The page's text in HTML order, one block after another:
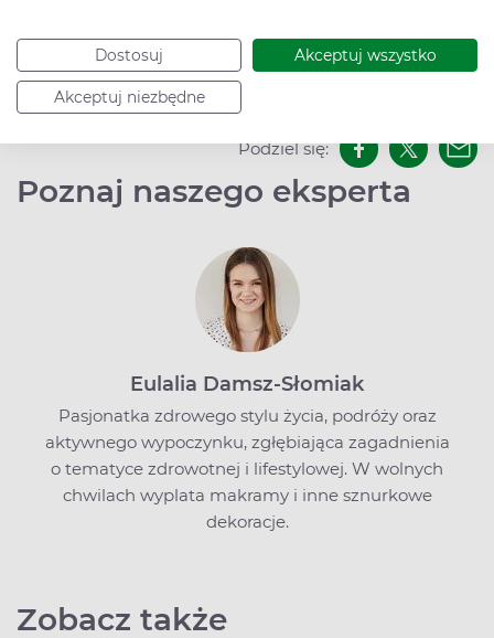
Dostosuj Akceptuj wszystko
Akceptuj niezbędne
Data dodania: 31.07.2017
Podziel się:
Poznaj naszego eksperta
Eulalia Damsz-Słomiak
Pasjonatka zdrowego stylu życia, podróży oraz
aktywnego wypoczynku, zgłębiająca zagadnienia
o tematyce zdrowotnej i lifestylowej. W wolnych
chwilach wyplata makramy i inne sznurkowe
dekoracje.
Zobacz także